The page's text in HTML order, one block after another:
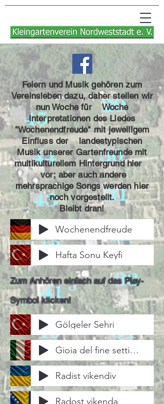
Feiern und Musik gehören zum
Vereinsleben dazu, daher stellen wir
nun Woche für Woche
Interpretationen des Liedes
"Wochenendfreude" mit jeweiligem
Einfluss der landestypischen
Musik unserer Gartenfreunde mit
multikulturellem Hintergrund hier
vor; aber auch andere
mehrsprachige Songs werden hier
noch vorgestellt.
Bleibt dran!
Wochenendfreude
Hafta Sonu Keyfi
Zum Anhören einfach auf das Play-
Symbol klicken!
Gölgeler Sehri
Gioia del fine settimana
Radist vikendiv
Radost vikenda